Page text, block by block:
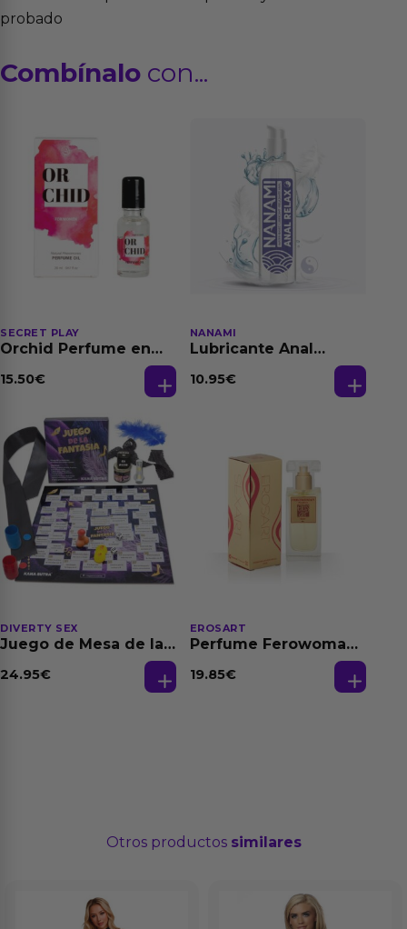
probado
Combínalo con...
SECRET PLAY
Orchid Perfume en
Feromonas 20 ml
15.50€
NANAMI
Lubricante Anal
Dilatación Base Agua
10.95€
DIVERTY SEX
Juego de Mesa de las
24.95€
EROSART
Perfume Ferowoman
19.85€
Otros productos similares